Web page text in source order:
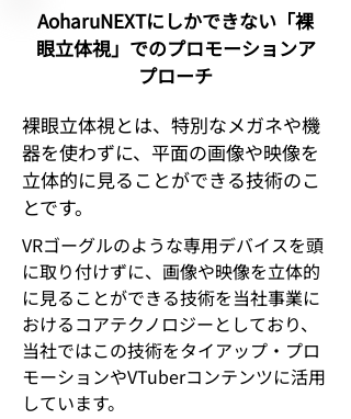
AoharuNEXTにしかできない「裸
眼立体視」でのプロモーションア
プローチ
裸眼立体視とは、特別なメガネや機
器を使わずに、平面の画像や映像を
立体的に見ることができる技術のこ
とです。
VRゴーグルのような専用デバイスを頭
に取り付けずに、画像や映像を立体的
に見ることができる技術を当社事業に
おけるコアテクノロジーとしており、
当社ではこの技術をタイアップ・プロ
モーションやVTuberコンテンツに活用
しています。